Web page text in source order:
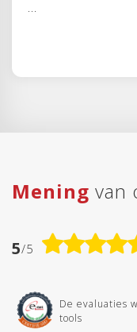
...
Mening van
5/5
De evaluaties
tools